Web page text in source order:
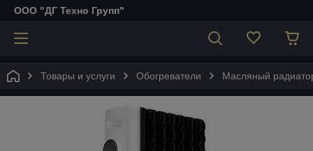
ООО "ДГ Техно Групп"
Товары и услуги Обогреватели Масляный